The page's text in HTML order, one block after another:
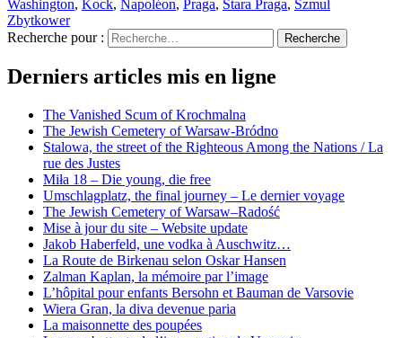
Washington, Kock, Napoléon, Praga, Stara Praga, Szmul
Zbytkower
Recherche pour :
Recherche
Derniers articles mis en ligne
The Vanished Scum of Krochmalna
The Jewish Cemetery of Warsaw-Bródno
Stalowa, the street of the Righteous Among the Nations / La
rue des Justes
Miła 18 – Die young, die free
Umschlagplatz, the final journey – Le dernier voyage
The Jewish Cemetery of Warsaw–Radość
Mise à jour du site – Website update
Jakob Haberfeld, une vodka à Auschwitz…
La Route de Birkenau selon Oskar Hansen
Zalman Kaplan, la mémoire par l’image
L’hôpital pour enfants Bersohn et Bauman de Varsovie
Wiera Gran, la diva devenue paria
La maisonnette des poupées